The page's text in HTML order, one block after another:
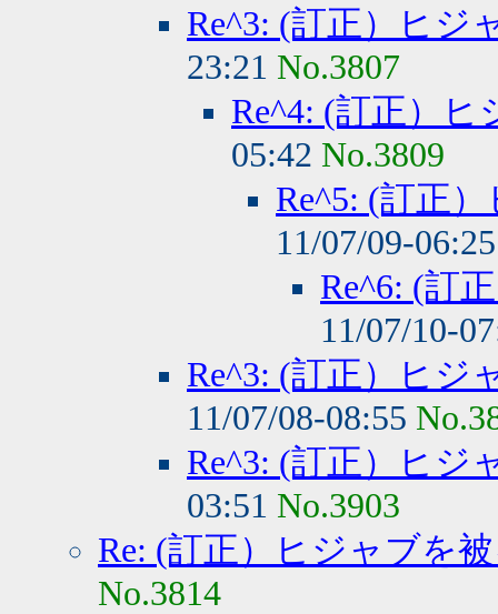
Re^3: (訂正）ヒジ
23:21 No.3807
Re^4: (訂正）
05:42 No.3809
Re^5: (訂正
11/07/09-
Re^6: (訂
11/07/10-
Re^3: (訂正）ヒジ
11/07/08-08:55
Re^3: (訂正）ヒジ
03:51 No.3903
Re: (訂正）ヒジャブを
No.3814